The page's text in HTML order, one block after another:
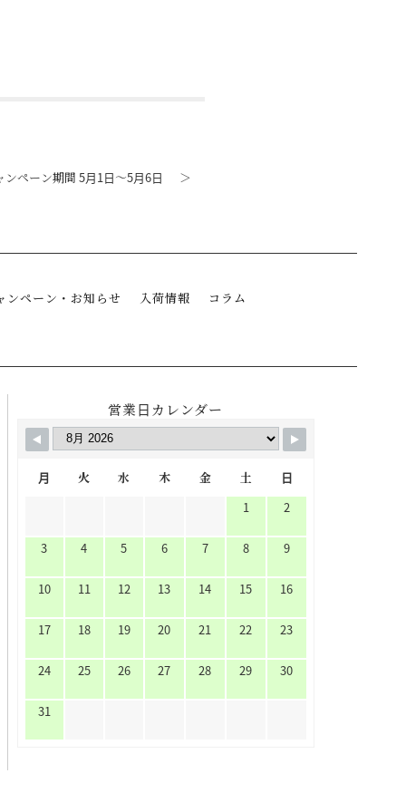
ンペーン期間 5月1日〜5月6日 ＞
ンペーン・お知らせ 入荷情報
コラム
営業日カレンダー
月 火 水 木 金 土
日
1
2
3 4 5 6 7 8 9
10 11 12 13 14 15 16
17 18 19 20 21 22 23
24 25 26 27 28 29 30
31